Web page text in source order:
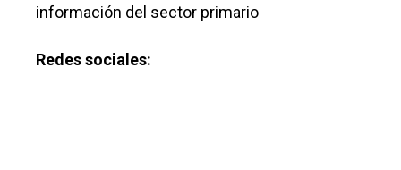
información del sector primario
Redes sociales: